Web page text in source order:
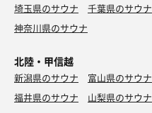
埼玉県のサウナ
千葉県のサウナ
神奈川県のサウナ
北陸・甲信越
新潟県のサウナ 富山県のサウナ
福井県のサウナ
山梨県のサウナ